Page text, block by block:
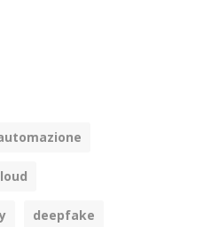
deepfake